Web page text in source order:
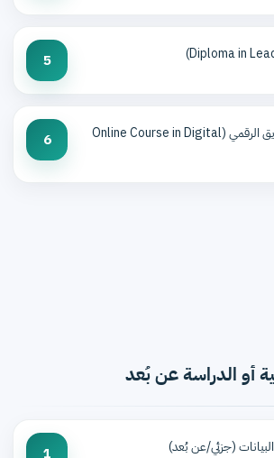
5
دورة عبر الإنترنت في التسويق الرقمي (Online Course in Digital
6
أو الدراسة عن بُعد
(جزئي/عن بُعد) 1